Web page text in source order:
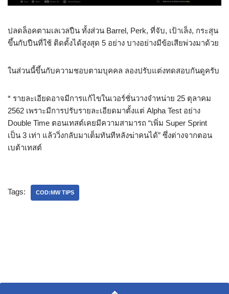
ปลดล็อคตามเลเวลปืน ทั้งส่วน Barrel, Perk, ที่จับ, เป้าเล็ง, กระสุน
ขึ้นกับปืนที่ใช้ ติดตั้งได้สูงสุด 5 อย่าง บางอย่างมีข้อเสียพ่วงมาด้วย
ในส่วนนี้ขึ้นกับความชอบตามบุคคล ลองปรับแต่งทดสอบกันดูครับ
* รายละเอียดอาจมีการแก้ไขในเวอร์ชั่นวางจำหน่าย 25 ตุลาคม
2562 เพราะมีการปรับรายละเอียดมาตั้งแต่ Alpha Test อย่าง
Double Time ตอนเทสต์เคยมีความสามารถ “เพิ่ม Super Sprint
เป็น 3 เท่า แล้ววิ่งกลับมาเต็มทันทีหลังฆ่าคนได้” ซึ่งต่างจากตอน
เบต้าเทสต์
Tags: COD:MW TIPS